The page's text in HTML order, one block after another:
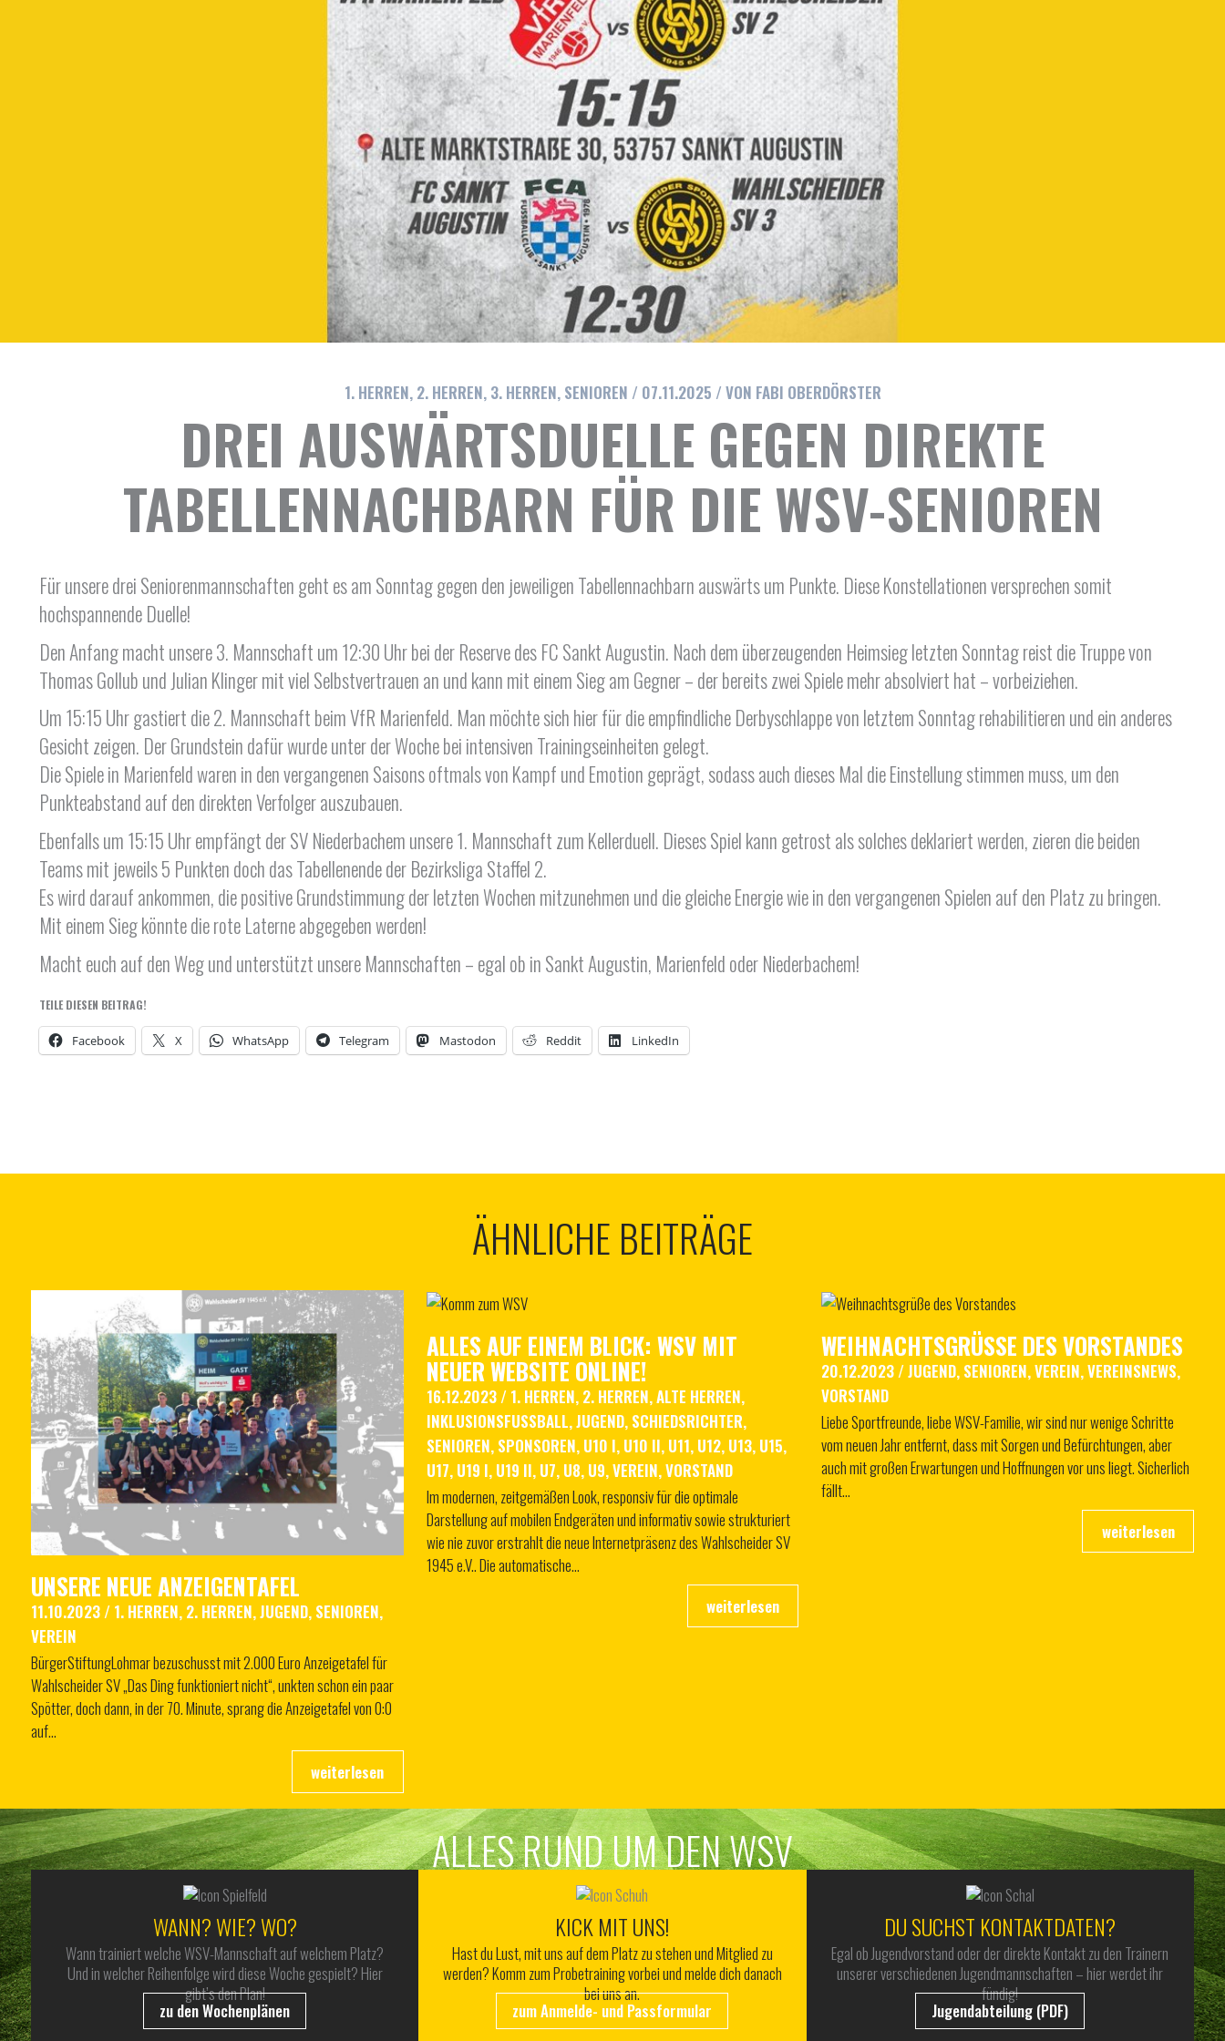
1. HERREN, 2. HERREN, 3. HERREN, SENIOREN / 07.11.2025 / VON FABI OBERDÖRSTER
DREI AUSWÄRTSDUELLE GEGEN DIREKTE
TABELLENNACHBARN FÜR DIE WSV-SENIOREN
Für unsere drei Seniorenmannschaften geht es am Sonntag gegen den jeweiligen Tabellennachbarn auswärts um Punkte. Diese Konstellationen versprechen somit
hochspannende Duelle!
Den Anfang macht unsere 3. Mannschaft um 12:30 Uhr bei der Reserve des FC Sankt Augustin. Nach dem überzeugenden Heimsieg letzten Sonntag reist die Truppe von
Thomas Gollub und Julian Klinger mit viel Selbstvertrauen an und kann mit einem Sieg am Gegner – der bereits zwei Spiele mehr absolviert hat – vorbeiziehen.
Um 15:15 Uhr gastiert die 2. Mannschaft beim VfR Marienfeld. Man möchte sich hier für die empfindliche Derbyschlappe von letztem Sonntag rehabilitieren und ein anderes
Gesicht zeigen. Der Grundstein dafür wurde unter der Woche bei intensiven Trainingseinheiten gelegt.
Die Spiele in Marienfeld waren in den vergangenen Saisons oftmals von Kampf und Emotion geprägt, sodass auch dieses Mal die Einstellung stimmen muss, um den
Punkteabstand auf den direkten Verfolger auszubauen.
Ebenfalls um 15:15 Uhr empfängt der SV Niederbachem unsere 1. Mannschaft zum Kellerduell. Dieses Spiel kann getrost als solches deklariert werden, zieren die beiden
Teams mit jeweils 5 Punkten doch das Tabellenende der Bezirksliga Staffel 2.
Es wird darauf ankommen, die positive Grundstimmung der letzten Wochen mitzunehmen und die gleiche Energie wie in den vergangenen Spielen auf den Platz zu bringen.
Mit einem Sieg könnte die rote Laterne abgegeben werden!
Macht euch auf den Weg und unterstützt unsere Mannschaften – egal ob in Sankt Augustin, Marienfeld oder Niederbachem!
TEILE DIESEN BEITRAG!
Facebook X WhatsApp Telegram Mastodon Reddit LinkedIn
ÄHNLICHE BEITRÄGE
UNSERE NEUE ANZEIGENTAFEL
11.10.2023 / 1. HERREN, 2. HERREN,JUGEND, SENIOREN,
VEREIN
BürgerStiftungLohmar bezuschusst mit 2.000 Euro Anzeigetafel für
Wahlscheider SV „Das Ding funktioniert nicht“, unkten schon ein paar
Spötter, doch dann, in der 70. Minute, sprang die Anzeigetafel von 0:0
auf…
ALLES AUF EINEM BLICK: WSV MIT
NEUER WEBSITE ONLINE!
16.12.2023 / 1. HERREN, 2. HERREN,ALTE HERREN,
INKLUSIONSFUSSBALL ,JUGEND, SCHIEDSRICHTER,
SENIOREN, SPONSOREN, U10 I, U10 II, U11, U12, U13, U15,
U17, U19 I, U19 II, U7, U8, U9,VEREIN,VORSTAND
Im modernen, zeitgemäßen Look, responsiv für die optimale
Darstellung auf mobilen Endgeräten und informativ sowie strukturiert
wie nie zuvor erstrahlt die neue Internetpräsenz des Wahlscheider SV
1945 e.V.. Die automatische…
WEIHNACHTSGRÜSSE DES VORSTANDES
20.12.2023 /JUGEND, SENIOREN,VEREIN,VEREINSNEWS,
VORSTAND
Liebe Sportfreunde, liebe WSV-Familie, wir sind nur wenige Schritte
vom neuen Jahr entfernt, dass mit Sorgen und Befürchtungen, aber
auch mit großen Erwartungen und Hoffnungen vor uns liegt. Sicherlich
fällt…
ALLES RUND UM DEN WSV
WANN? WIE? WO?
Wann trainiert welche WSV-Mannschaft auf welchem Platz?
Und in welcher Reihenfolge wird diese Woche gespielt? Hier
gibt’s den Plan!
zu den Wochenplänen
KICK MIT UNS!
Hast du Lust, mit uns auf dem Platz zu stehen und Mitglied zu
werden? Komm zum Probetraining vorbei und melde dich danach
bei uns an.
zum Anmelde- und Passformular
DU SUCHST KONTAKTDATEN?
Egal ob Jugendvorstand oder der direkte Kontakt zu den Trainern
unserer verschiedenen Jugendmannschaften – hier werdet ihr
fündig!
Jugendabteilung (PDF)